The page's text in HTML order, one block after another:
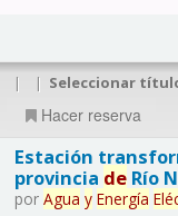
| | Seleccionar
Hacer reserva
Estación
provincia deRío
por Agua y Energía